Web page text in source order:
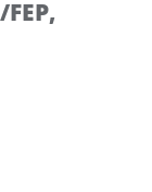
FEP,